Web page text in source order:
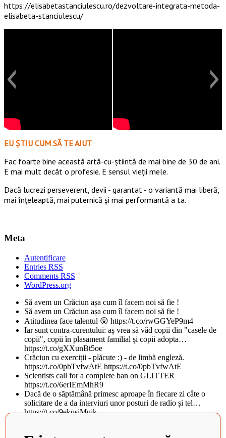
https://elisabetastanciulescu.ro/dezvoltare-integrata-metoda-
elisabeta-stanciulescu/
EU ȘTIU CUM SĂ TE AJUT
Fac foarte bine această artă-cu-știintă de mai bine de 30 de ani.
E mai mult decât o profesie. E sensul vieții mele.
Dacă lucrezi perseverent, devii - garantat - o variantă mai liberă,
mai înțeleaptă, mai puternică și mai performantă a ta.
Meta
Autentificare
Entries RSS
Comments RSS
WordPress.org
Să avem un Crăciun așa cum îl facem noi să fie !
Să avem un Crăciun așa cum îl facem noi să fie !
Atitudinea face talentul 😲 https://t.co/rwGGYeP9m4
Iar sunt contra-curentului: aș vrea să văd copii din "casele de
copii", copii în plasament familial și copii adopta…
https://t.co/gXXunBt5oe
Crăciun cu exerciții - plăcute :) - de limbă engleză.
https://t.co/0pbTvfwAtE https://t.co/0pbTvfwAtE
Scientists call for a complete ban on GLITTER
https://t.co/6erIEmMhR9
Dacă de o săptămână primesc aproape în fiecare zi câte o
solicitare de a da interviuri unor posturi de radio și tel…
https://t.co/9ekusiMujk